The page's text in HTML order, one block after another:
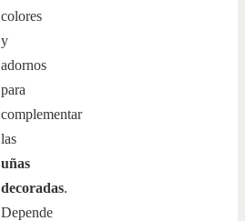
colores
y
adornos
para
complementar
las
uñas
decoradas.
Depende